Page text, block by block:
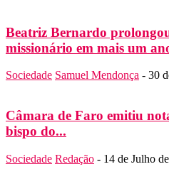
Beatriz Bernardo
missionário em mais um
Sociedade Samuel Mendonça - 30
Câmara de Faro emitiu
bispo do...
Sociedade Redação - 14 de Julho